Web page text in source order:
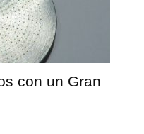
con un Gran